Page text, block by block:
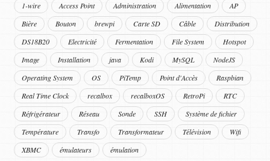
1-wire Access Point Administration Alimentation
AP
Bière
Bouton brewpi Carte SD Câble
Distribution
DS18B20
Electricité Fermentation File System
Hotspot
Image
Installation java Kodi MySQL
NodeJS
Operating System
OS PiTemp Point d'Accès
Raspbian
Real Time Clock
recalbox recalboxOS RetroPi
RTC
Réfrigérateur
Réseau Sonde SSH
Système de fichier
Température
Transfo Transformateur Télévision
Wifi
XBMC
émulateurs émulation